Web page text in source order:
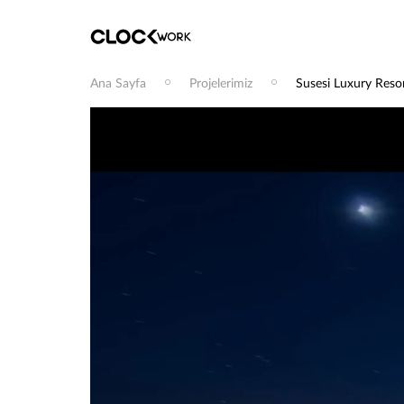
Ana Sayfa Projelerimiz Susesi Luxury